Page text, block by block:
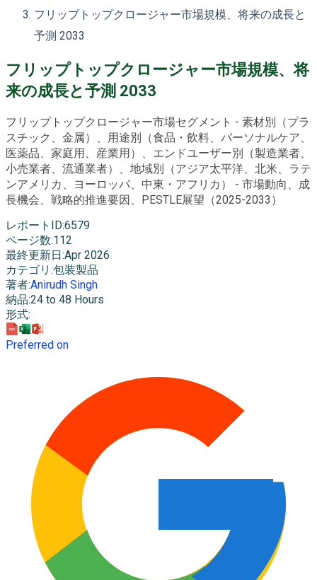
フリップトップクロージャー市場規模、将来の成長と
予測 2033
フリップトップクロージャー市場規模、将
来の成長と予測 2033
フリップトップクロージャー市場セグメント - 素材別（プラ
スチック、金属）、用途別（食品・飲料、パーソナルケア、
医薬品、家庭用、産業用）、エンドユーザー別（製造業者、
小売業者、流通業者）、地域別（アジア太平洋、北米、ラテ
ンアメリカ、ヨーロッパ、中東・アフリカ） - 市場動向、成
長機会、戦略的推進要因、PESTLE展望（2025-2033）
レポートID:6579
ページ数:112
最終更新日 :Apr 2026
カテゴリ :包装製品
著者:Anirudh Singh
納品:24 to 48 Hours
形式:
Preferred on